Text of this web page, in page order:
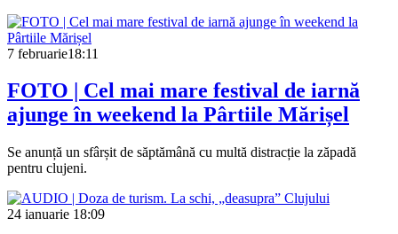
7 februarie18:11
FOTO | Cel mai mare festival de iarnă
ajunge în weekend la Pârtiile Mărișel
Se anunță un sfârșit de săptămână cu multă distracție la zăpadă
pentru clujeni.
24 ianuarie 18:09